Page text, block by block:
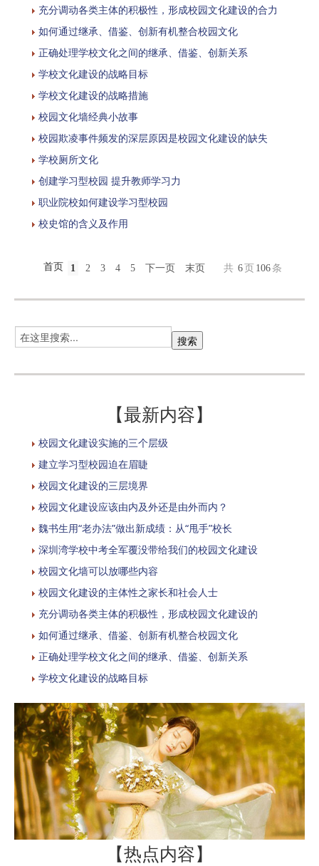
充分调动各类主体的积极性，形成校园文化建设的合力
如何通过继承、借鉴、创新有机整合校园文化
正确处理学校文化之间的继承、借鉴、创新关系
学校文化建设的战略目标
学校文化建设的战略措施
校园文化墙经典小故事
校园欺凌事件频发的深层原因是校园文化建设的缺失
学校厕所文化
创建学习型校园 提升教师学习力
职业院校如何建设学习型校园
校史馆的含义及作用
首页 1 2 3 4 5 下一页 末页 共 6 页 106 条
【最新内容】
校园文化建设实施的三个层级
建立学习型校园迫在眉睫
校园文化建设的三层境界
校园文化建设应该由内及外还是由外而内？
魏书生用“老办法”做出新成绩：从“甩手”校长
深圳湾学校中考全军覆没带给我们的校园文化建设
校园文化墙可以放哪些内容
校园文化建设的主体性之家长和社会人士
充分调动各类主体的积极性，形成校园文化建设的
如何通过继承、借鉴、创新有机整合校园文化
正确处理学校文化之间的继承、借鉴、创新关系
学校文化建设的战略目标
【热点内容】